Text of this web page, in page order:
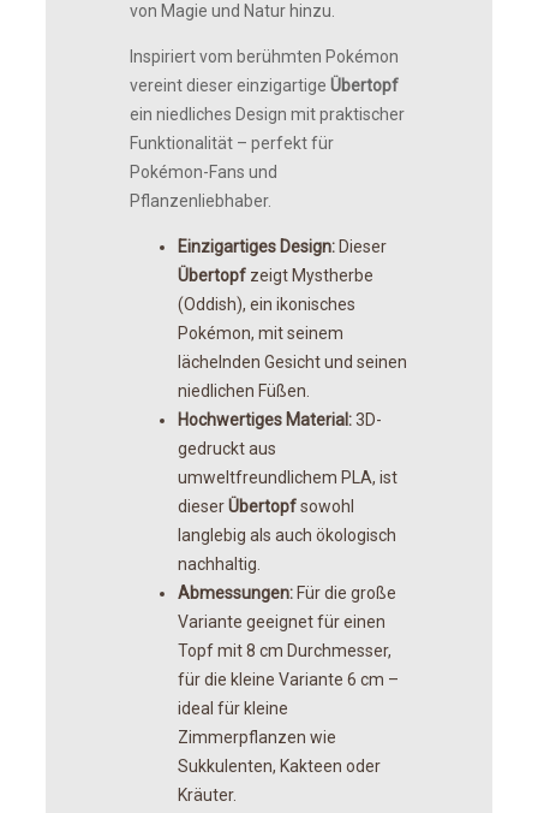
von Magie und Natur hinzu.
Inspiriert vom berühmten Pokémon
vereint dieser einzigartige Übertopf
ein niedliches Design mit praktischer
Funktionalität – perfekt für
Pokémon-Fans und
Pflanzenliebhaber.
Einzigartiges Design: Dieser
Übertopf zeigt Mystherbe
(Oddish), ein ikonisches
Pokémon, mit seinem
lächelnden Gesicht und seinen
niedlichen Füßen.
Hochwertiges Material:3D-
gedruckt aus
umweltfreundlichem PLA, ist
dieserÜbertopfsowohl
langlebig als auch ökologisch
nachhaltig.
Abmessungen: Für die große
Variante geeignet für einen
Topf mit 8 cm Durchmesser,
für die kleine Variante 6 cm –
ideal für kleine
Zimmerpflanzen wie
Sukkulenten, Kakteen oder
Kräuter.